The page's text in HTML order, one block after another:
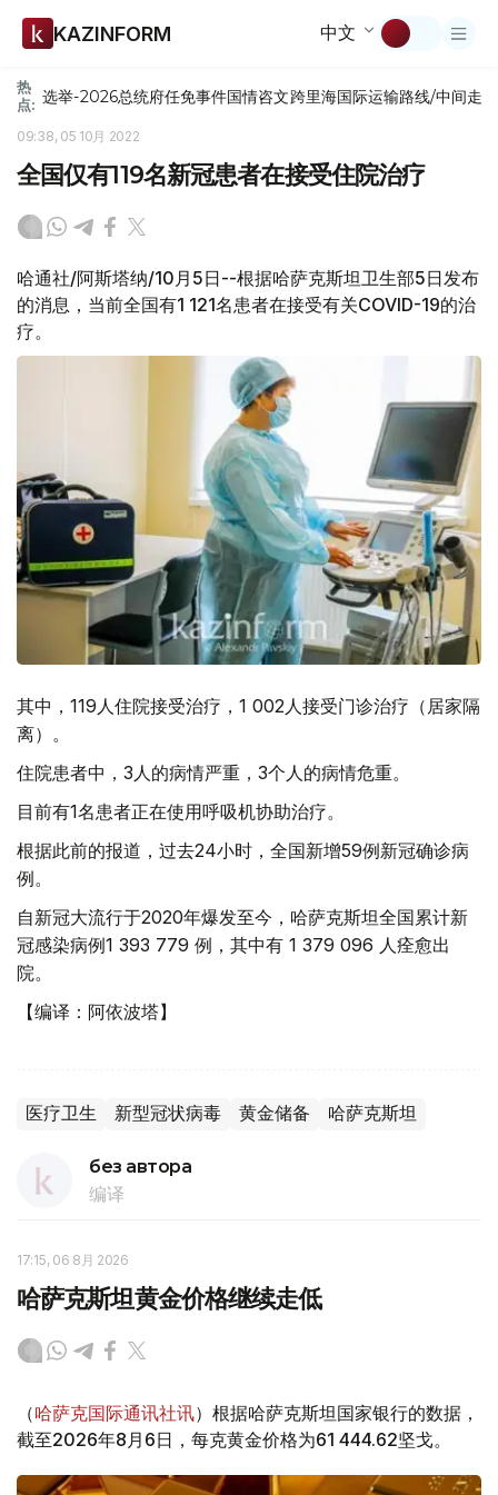
KAZINFORM 中文
热
点: 选举-2026总统府任免事件国情咨文跨里海国际运输路线/中间走廊
09:38, 05 10月 2022
全国仅有119名新冠患者在接受住院治疗
哈通社/阿斯塔纳/10月5日--根据哈萨克斯坦卫生部5日发布
的消息，当前全国有1 121名患者在接受有关COVID-19的治
疗。
其中，119人住院接受治疗，1 002人接受门诊治疗（居家隔
离）。
住院患者中，3人的病情严重，3个人的病情危重。
目前有1名患者正在使用呼吸机协助治疗。
根据此前的报道，过去24小时，全国新增59例新冠确诊病
例。
自新冠大流行于2020年爆发至今，哈萨克斯坦全国累计新
冠感染病例1 393 779 例，其中有 1 379 096 人痊愈出
院。
【编译：阿依波塔】
医疗卫生 新型冠状病毒 黄金储备 哈萨克斯坦
без автора
编译
17:15, 06 8月 2026
哈萨克斯坦黄金价格继续走低
（哈萨克国际通讯社讯）根据哈萨克斯坦国家银行的数据，
截至2026年8月6日，每克黄金价格为61 444.62坚戈。